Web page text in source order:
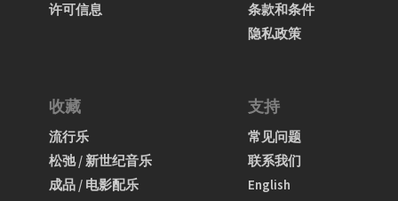
许可信息
条款和条件
隐私政策
收藏
流行乐
松弛 / 新世纪音乐
成品 / 电影配乐
支持
常见问题
联系我们
English